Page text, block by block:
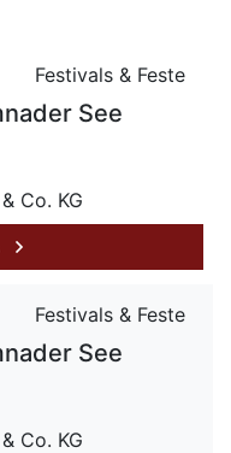
Festivals & Feste
See
Co. KG
Festivals & Feste
See
Co. KG